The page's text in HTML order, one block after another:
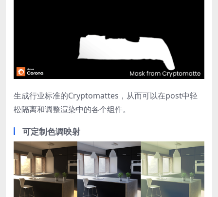
生成行业标准的Cryptomattes，从而可以在post中轻
松隔离和调整渲染中的各个组件。
可定制色调映射